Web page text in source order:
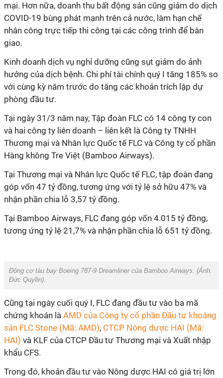
mại. Hơn nữa, doanh thu bất động sản cũng giảm do dịch
COVID-19 bùng phát mạnh trên cả nước, làm hạn chế
nhân công trực tiếp thi công tại các công trình để bàn
giao.
Kinh doanh dịch vụ nghỉ dưỡng cũng sụt giảm do ảnh
hưởng của dịch bệnh. Chi phí tài chính quý I tăng 185% so
với cùng kỳ năm trước do tăng các khoản trích lập dự
phòng đầu tư.
Tại ngày 31/3 năm nay, Tập đoàn FLC có 14 công ty con
và hai công ty liên doanh – liên kết là Công ty TNHH
Thương mại và Nhân lực Quốc tế FLC và Công ty cổ phần
Hàng không Tre Việt (Bamboo Airways).
Tại Thương mại và Nhân lực Quốc tế FLC, tập đoàn đang
góp vốn 47 tỷ đồng, tương ứng với tỷ lệ sở hữu 47% và
nhận phần chia lỗ 3,57 tỷ đồng.
Tại Bamboo Airways, FLC đang góp vốn 4.015 tỷ đồng,
tương ứng tỷ lệ 21,7% và nhận phần chia lỗ 651 tỷ đồng.
Đông cơ tàu bay Boeing 787-9 Dreamliner của Bamboo Airways. (Ảnh:
Đức Quyền).
Cũng tại ngày cuối quý I, FLC đang đầu tư vào ba mã
chứng khoán là AMD của Công ty cổ phần Đầu tư khoáng
sản FLC Stone (Mã: AMD), CTCP Nông dược HAI (Mã:
HAI) và KLF của CTCP Đầu tư Thương mại và Xuất nhập
khẩu CFS.
Trong đó, khoản đầu tư vào Nông dược HAI có giá trị lớn